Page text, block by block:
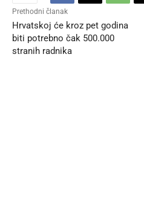
Prethodni članak
Hrvatskoj će kroz pet godina
biti potrebno čak 500.000
stranih radnika